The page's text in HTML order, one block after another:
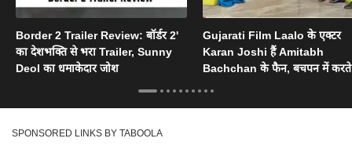
Border 2 Trailer Review: बॉर्डर 2'
का देशभक्ति से भरा Trailer, Sunny
Deol का धमाकेदार जोश
Gujarati Film Laalo के एक्टर
Karan Joshi हैं Amitabh
Bachchan के फैन, बचपन में
SPONSORED LINKS BY TABOOLA